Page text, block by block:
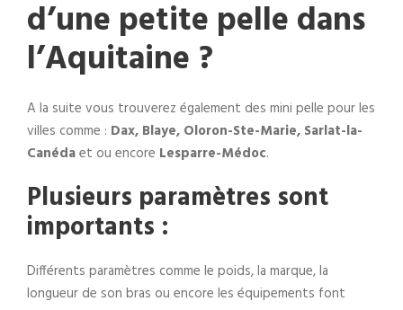
d’une petite pelle dans
l’Aquitaine ?
A la suite vous trouverez également des mini pelle pour les
villes comme : Dax, Blaye, Oloron-Ste-Marie, Sarlat-la-
Canédaet ou encore Lesparre-Médoc.
Plusieurs paramètres sont
importants :
Différents paramètres comme le poids, la marque, la
longueur de son bras ou encore les équipements font